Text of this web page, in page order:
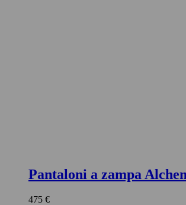
Pantaloni a zampa
475 €